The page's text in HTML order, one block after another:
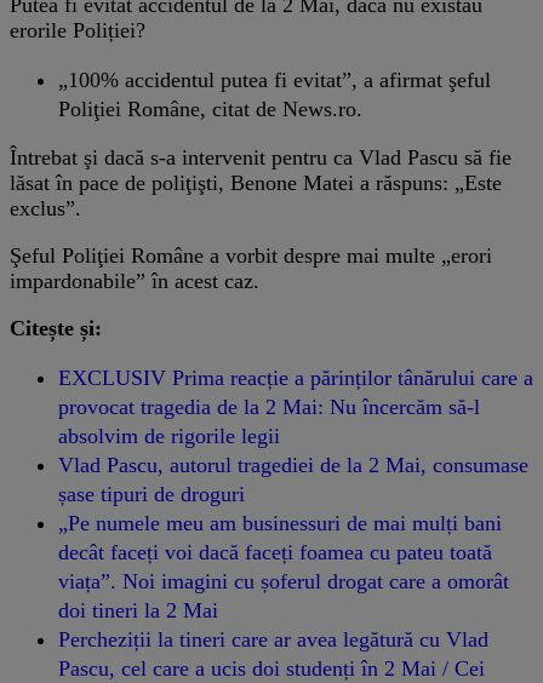
erorile Poliției?
„100% accidentul putea fi evitat”, a afirmat şeful
Poliţiei Române, citat de News.ro.
Întrebat şi dacă s-a intervenit pentru ca Vlad Pascu să fie
lăsat în pace de poliţişti, Benone Matei a răspuns: „Este
exclus”.
Şeful Poliţiei Române a vorbit despre mai multe „erori
impardonabile” în acest caz.
Citește și:
EXCLUSIV Prima reacție a părinților tânărului care a
provocat tragedia de la 2 Mai: Nu încercăm să-l
absolvim de rigorile legii
Vlad Pascu, autorul tragediei de la 2 Mai, consumase
șase tipuri de droguri
„Pe numele meu am businessuri de mai mulți bani
decât faceți voi dacă faceți foamea cu pateu toată
viața”. Noi imagini cu șoferul drogat care a omorât
doi tineri la 2 Mai
Percheziții la tineri care ar avea legătură cu Vlad
Pascu, cel care a ucis doi studenți în 2 Mai / Cei